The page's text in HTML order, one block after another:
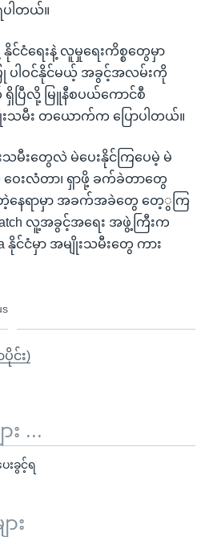
ါတယ်။
င်ငံရေးနဲ့ လူမှုရေးကိစ္စတွေမှာ
ပါဝင်နိုင်မယ့် အခွင့်အလမ်းကို
ရှိပြီလို့ မြူနီစပယ်ကောင်စီ
သမီး တယောက်က ပြောပါတယ်။
မီးတွေလဲ မဲပေးနိုင်ကြပေမဲ့ မဲ
ဝေးလံတာ၊ ရှာဖို့ ခက်ခဲတာတွေ
တဲ့နေရာမှာ အခက်အခဲတွေ တေ့ွကြ
လူ့အခွင့်အရေး အဖွဲ့ကြီးက
နိုင်ငံမှာ အမျိုးသမီးတွေ ကား
င်း)
...
းခွင့်ရ
း